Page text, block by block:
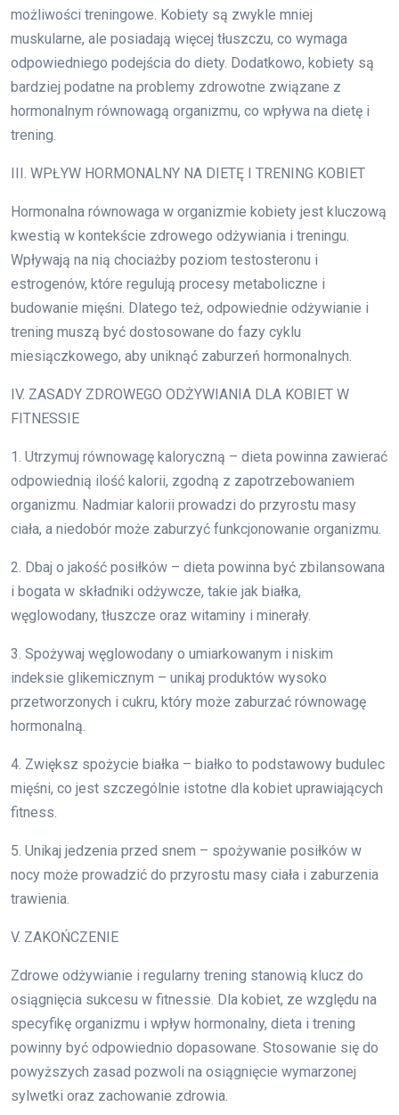
możliwości treningowe. Kobiety są zwykle mniej
muskularne, ale posiadają więcej tłuszczu, co wymaga
odpowiedniego podejścia do diety. Dodatkowo, kobiety są
bardziej podatne na problemy zdrowotne związane z
hormonalnym równowagą organizmu, co wpływa na dietę i
trening.
III. WPŁYW HORMONALNY NA DIETĘ I TRENING KOBIET
Hormonalna równowaga w organizmie kobiety jest kluczową
kwestią w kontekście zdrowego odżywiania i treningu.
Wpływają na nią chociażby poziom testosteronu i
estrogenów, które regulują procesy metaboliczne i
budowanie mięśni. Dlatego też, odpowiednie odżywianie i
trening muszą być dostosowane do fazy cyklu
miesiączkowego, aby uniknąć zaburzeń hormonalnych.
IV. ZASADY ZDROWEGO ODŻYWIANIA DLA KOBIET W
FITNESSIE
1. Utrzymuj równowagę kaloryczną – dieta powinna zawierać
odpowiednią ilość kalorii, zgodną z zapotrzebowaniem
organizmu. Nadmiar kalorii prowadzi do przyrostu masy
ciała, a niedobór może zaburzyć funkcjonowanie organizmu.
2. Dbaj o jakość posiłków – dieta powinna być zbilansowana
i bogata w składniki odżywcze, takie jak białka,
węglowodany, tłuszcze oraz witaminy i minerały.
3. Spożywaj węglowodany o umiarkowanym i niskim
indeksie glikemicznym – unikaj produktów wysoko
przetworzonych i cukru, który może zaburzać równowagę
hormonalną.
4. Zwiększ spożycie białka – białko to podstawowy budulec
mięśni, co jest szczególnie istotne dla kobiet uprawiających
fitness.
5. Unikaj jedzenia przed snem – spożywanie posiłków w
nocy może prowadzić do przyrostu masy ciała i zaburzenia
trawienia.
V. ZAKOŃCZENIE
Zdrowe odżywianie i regularny trening stanowią klucz do
osiągnięcia sukcesu w fitnessie. Dla kobiet, ze względu na
specyfikę organizmu i wpływ hormonalny, dieta i trening
powinny być odpowiednio dopasowane. Stosowanie się do
powyższych zasad pozwoli na osiągnięcie wymarzonej
sylwetki oraz zachowanie zdrowia.